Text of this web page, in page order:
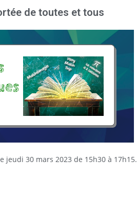
de toutes et tous
jeudi 30 mars 2023 de 15h30 à 17h15.